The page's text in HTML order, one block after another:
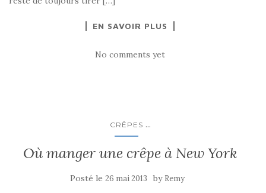
EN SAVOIR PLUS
No comments yet
CRÊPES ...
Où manger une crêpe à New York
Posté le 26 mai 2013 by Remy